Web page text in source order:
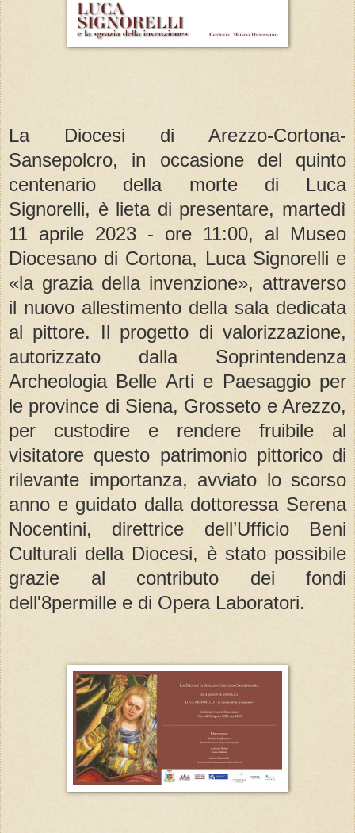
La Diocesi di Arezzo-Cortona-
Sansepolcro, in occasione del quinto
centenario della morte di Luca
Signorelli, è lieta di presentare, martedì
11 aprile 2023 - ore 11:00, al Museo
Diocesano di Cortona, Luca Signorelli e
«la grazia della invenzione», attraverso
il nuovo allestimento della sala dedicata
al pittore. Il progetto di valorizzazione,
autorizzato dalla Soprintendenza
Archeologia Belle Arti e Paesaggio per
le province di Siena, Grosseto e Arezzo,
per custodire e rendere fruibile al
visitatore questo patrimonio pittorico di
rilevante importanza, avviato lo scorso
anno e guidato dalla dottoressa Serena
Nocentini, direttrice dell’Ufficio Beni
Culturali della Diocesi, è stato possibile
grazie al contributo dei fondi
dell'8permille e di Opera Laboratori.